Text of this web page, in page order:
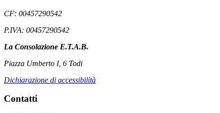
CF: 00457290542
P.IVA: 00457290542
La Consolazione E.T.A.B.
Piazza Umberto I, 6 Todi
Dichiarazione di accessibilità
Contatti